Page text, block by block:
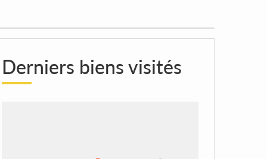
Derniers biens visités